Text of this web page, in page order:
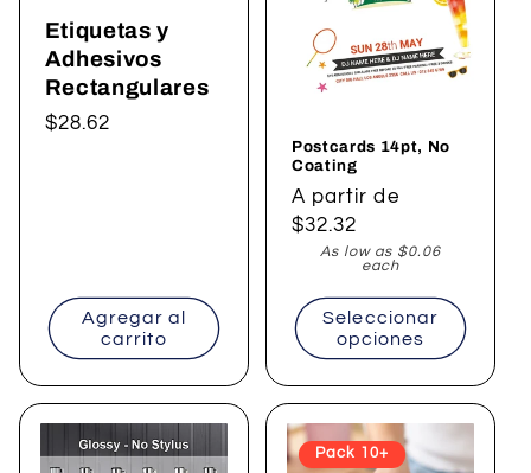
Etiquetas y
Adhesivos
Rectangulares
Precio
$28.62
Agregar al
carrito
Postcards 14pt, No
Coating
Precio
habitual
A partir de
$32.32
As low as $0.06
each
Seleccionar
opciones
Pack 10+